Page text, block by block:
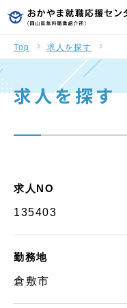
Top 求人を探す
求人を探す
求人NO
135403
勤務地
倉敷市